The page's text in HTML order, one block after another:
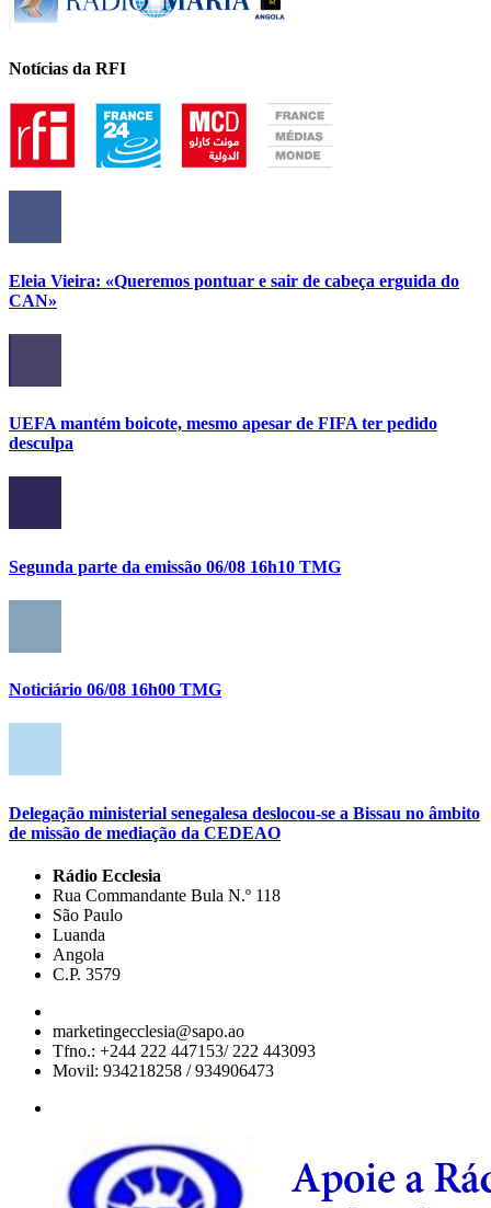
Notícias da RFI
Eleia Vieira: «Queremos pontuar e sair de cabeça erguida do
CAN»
UEFA mantém boicote, mesmo apesar de FIFA ter pedido
desculpa
Segunda parte da emissão 06/08 16h10 TMG
Noticiário 06/08 16h00 TMG
Delegação ministerial senegalesa deslocou-se a Bissau no âmbito
de missão de mediação da CEDEAO
Rádio Ecclesia
Rua Commandante Bula N.º 118
São Paulo
Luanda
Angola
C.P. 3579
marketingecclesia@sapo.ao
Tfno.: +244 222 447153/ 222 443093
Movil: 934218258 / 934906473